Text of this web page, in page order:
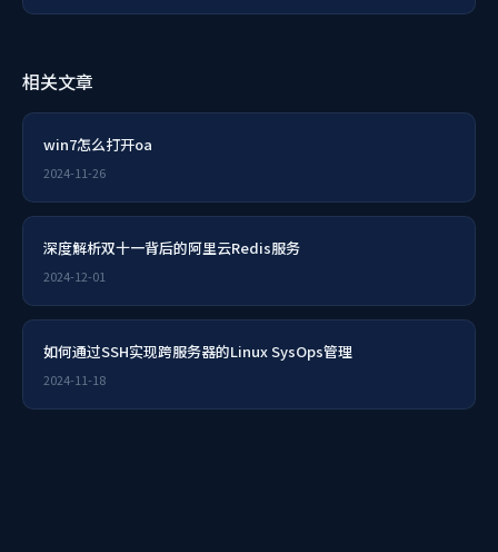
相关文章
win7怎么打开oa
2024-11-26
深度解析双十一背后的阿里云Redis服务
2024-12-01
如何通过SSH实现跨服务器的Linux SysOps管理
2024-11-18